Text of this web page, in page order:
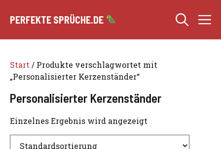
Inhalt
PERFEKTE SPRÜCHE.DE
Start / Produkte verschlagwortet mit
„Personalisierter Kerzenständer“
Personalisierter Kerzenständer
Einzelnes Ergebnis wird angezeigt